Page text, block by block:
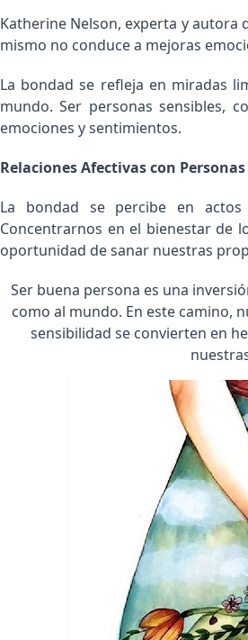
Katherine Nelson, experta y autora
mismo no conduce a mejoras
La bondad se refleja en miradas
mundo. Ser personas sensibles,
emociones y sentimientos.
Relaciones Afectivas con
La bondad se percibe en
Concentrarnos en el bienestar de
oportunidad de sanar nuestras
Ser buena persona es una
como al mundo. En este camino,
sensibilidad se convierten en